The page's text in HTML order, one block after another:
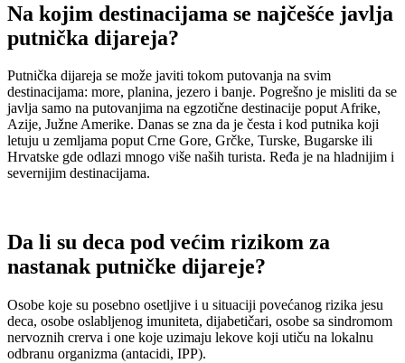
Na kojim destinacijama se najčešće javlja
putnička dijareja?
Putnička dijareja se može javiti tokom putovanja na svim
destinacijama: more, planina, jezero i banje. Pogrešno je misliti da se
javlja samo na putovanjima na egzotične destinacije poput Afrike,
Azije, Južne Amerike. Danas se zna da je česta i kod putnika koji
letuju u zemljama poput Crne Gore, Grčke, Turske, Bugarske ili
Hrvatske gde odlazi mnogo više naših turista. Ređa je na hladnijim i
severnijim destinacijama.
Da li su deca pod većim rizikom za
nastanak putničke dijareje?
Osobe koje su posebno osetljive i u situaciji povećanog rizika jesu
deca, osobe oslabljenog imuniteta, dijabetičari, osobe sa sindromom
nervoznih crerva i one koje uzimaju lekove koji utiču na lokalnu
odbranu organizma (antacidi, IPP).